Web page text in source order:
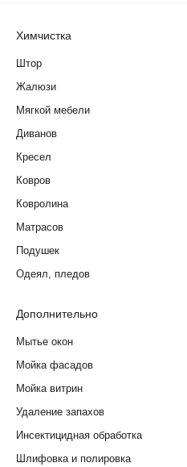
Химчистка
Штор
Жалюзи
Мягкой мебели
Диванов
Кресел
Ковров
Ковролина
Матрасов
Подушек
Одеял, пледов
Дополнительно
Мытье окон
Мойка фасадов
Мойка витрин
Удаление запахов
Инсектицидная обработка
Шлифовка и полировка